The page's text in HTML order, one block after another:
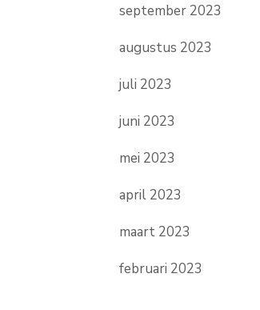
september 2023
augustus 2023
juli 2023
juni 2023
mei 2023
april 2023
maart 2023
februari 2023